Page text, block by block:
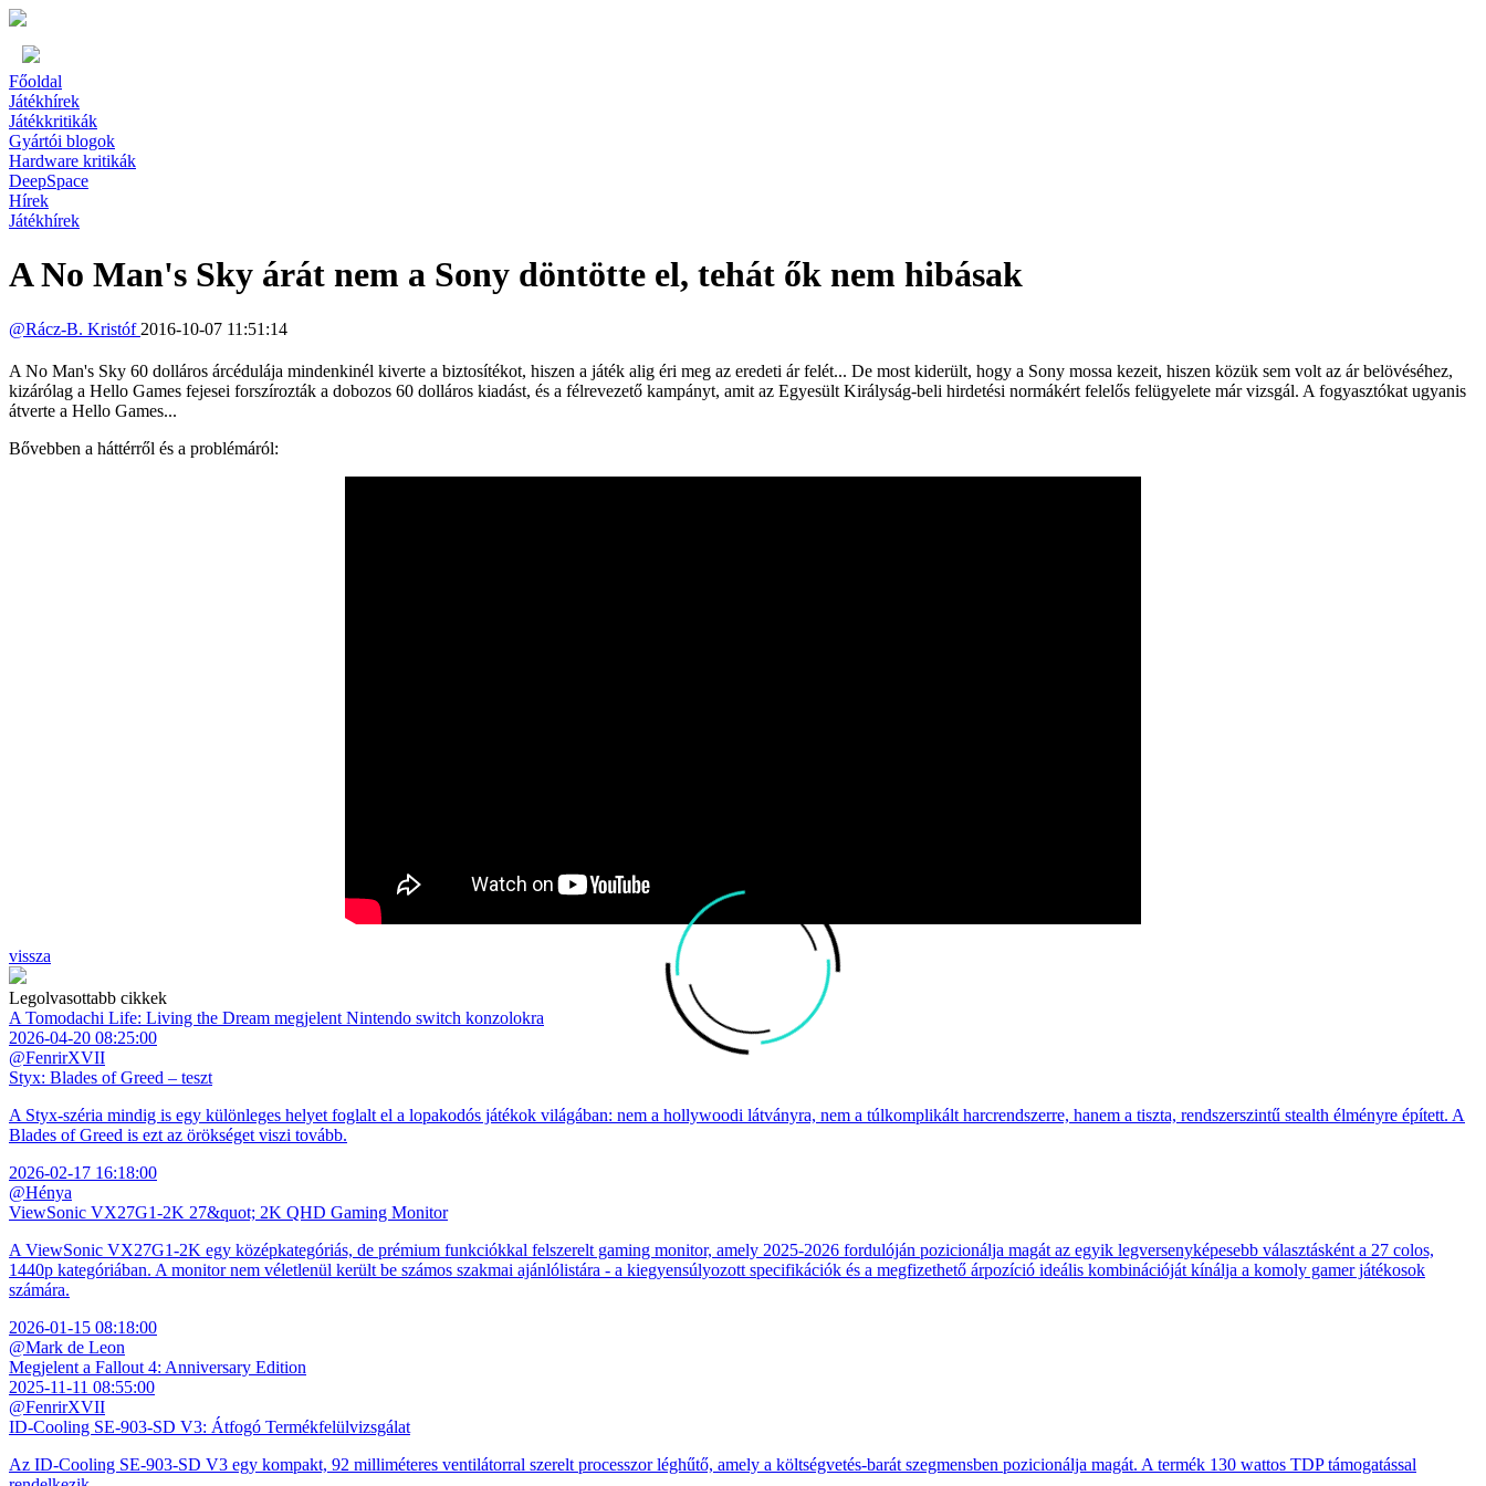
Főoldal
Játékhírek
Játékkritikák
Gyártói blogok
Hardware kritikák
DeepSpace
Hírek
Játékhírek
A No Man's Sky árát nem a Sony döntötte el, tehát ők nem hibásak
@Rácz-B. Kristóf 2016-10-07 11:51:14
A No Man's Sky 60 dolláros árcédulája mindenkinél kiverte a biztosítékot, hiszen a játék alig éri meg az eredeti ár felét... De most kiderült, hogy a Sony mossa kezeit, hiszen közük sem volt az ár belövéséhez,
kizárólag a Hello Games fejesei forszírozták a dobozos 60 dolláros kiadást, és a félrevezető kampányt, amit az Egyesült Királyság-beli hirdetési normákért felelős felügyelete már vizsgál. A fogyasztókat ugyanis
átverte a Hello Games...
Bővebben a háttérről és a problémáról:
vissza
Legolvasottabb cikkek
A Tomodachi Life: Living the Dream megjelent Nintendo switch konzolokra
2026-04-20 08:25:00
@FenrirXVII
Styx: Blades of Greed – teszt
A Styx-széria mindig is egy különleges helyet foglalt el a lopakodós játékok világában: nem a hollywoodi látványra, nem a túlkomplikált harcrendszerre, hanem a tiszta, rendszerszintű stealth élményre épített. A
Blades of Greed is ezt az örökséget viszi tovább.
2026-02-17 16:18:00
@Hénya
ViewSonic VX27G1-2K 27&quot; 2K QHD Gaming Monitor
A ViewSonic VX27G1-2K egy középkategóriás, de prémium funkciókkal felszerelt gaming monitor, amely 2025-2026 fordulóján pozicionálja magát az egyik legversenyképesebb választásként a 27 colos,
1440p kategóriában. A monitor nem véletlenül került be számos szakmai ajánlólistára - a kiegyensúlyozott specifikációk és a megfizethető árpozíció ideális kombinációját kínálja a komoly gamer játékosok
számára.
2026-01-15 08:18:00
@Mark de Leon
Megjelent a Fallout 4: Anniversary Edition
2025-11-11 08:55:00
@FenrirXVII
ID-Cooling SE-903-SD V3: Átfogó Termékfelülvizsgálat
Az ID-Cooling SE-903-SD V3 egy kompakt, 92 milliméteres ventilátorral szerelt processzor léghűtő, amely a költségvetés-barát szegmensben pozicionálja magát. A termék 130 wattos TDP támogatással